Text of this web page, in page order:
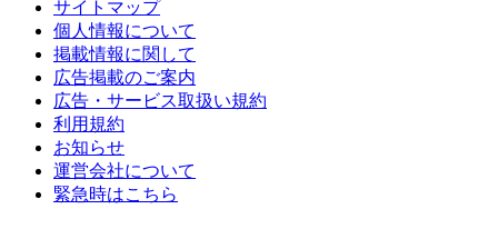
サイトマップ
個人情報について
掲載情報に関して
広告掲載のご案内
広告・サービス取扱い規約
利用規約
お知らせ
運営会社について
緊急時はこちら